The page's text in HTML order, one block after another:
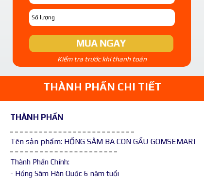
MUA NGAY
Kiểm tra trước khi thanh toán
Thành Phần Chính:
- Hồng Sâm Hàn Quốc 6 năm tuổi
THÀNH PHẦN CHI TIẾT
THÀNH PHẦN
Tên sản phẩm: HỒNG SÂM BA CON GẤU GOMSEMARI